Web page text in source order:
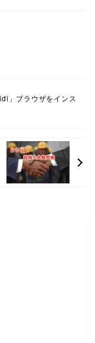
」ブラウザをインス